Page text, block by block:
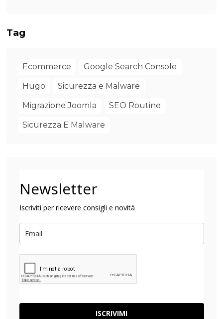
Tag
Ecommerce Google Search Console
Hugo Sicurezza e Malware
Migrazione Joomla SEO Routine
Sicurezza E Malware
Newsletter
Iscriviti per ricevere consigli e novità
ISCRIVIMI